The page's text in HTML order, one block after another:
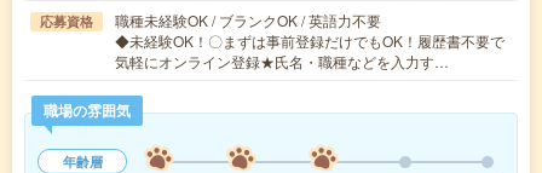
応募資格
職種未経験OK / ブランクOK / 英語力不要
◆未経験OK！〇まずは事前登録だけでもOK！履歴書不要で
気軽にオンライン登録★氏名・職種などを入力す…
職場の雰囲気
年齢層